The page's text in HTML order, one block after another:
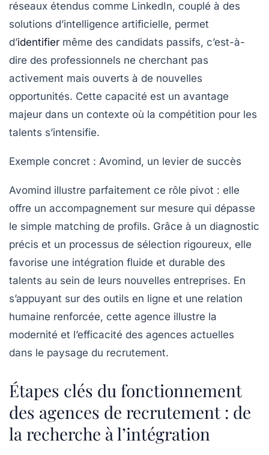
réseaux étendus comme LinkedIn, couplé à des
solutions d’intelligence artificielle, permet
d’identifier même des candidats passifs, c’est-à-
dire des professionnels ne cherchant pas
activement mais ouverts à de nouvelles
opportunités. Cette capacité est un avantage
majeur dans un contexte où la compétition pour les
talents s’intensifie.
Exemple concret : Avomind, un levier de succès
Avomind illustre parfaitement ce rôle pivot : elle
offre un accompagnement sur mesure qui dépasse
le simple matching de profils. Grâce à un diagnostic
précis et un processus de sélection rigoureux, elle
favorise une intégration fluide et durable des
talents au sein de leurs nouvelles entreprises. En
s’appuyant sur des outils en ligne et une relation
humaine renforcée, cette agence illustre la
modernité et l’efficacité des agences actuelles
dans le paysage du recrutement.
Étapes clés du fonctionnement
des agences de recrutement : de
la recherche à l’intégration